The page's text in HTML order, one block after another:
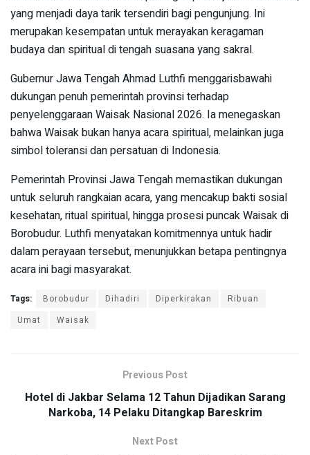
yang menjadi daya tarik tersendiri bagi pengunjung. Ini
merupakan kesempatan untuk merayakan keragaman
budaya dan spiritual di tengah suasana yang sakral.
Gubernur Jawa Tengah Ahmad Luthfi menggarisbawahi
dukungan penuh pemerintah provinsi terhadap
penyelenggaraan Waisak Nasional 2026. Ia menegaskan
bahwa Waisak bukan hanya acara spiritual, melainkan juga
simbol toleransi dan persatuan di Indonesia.
Pemerintah Provinsi Jawa Tengah memastikan dukungan
untuk seluruh rangkaian acara, yang mencakup bakti sosial
kesehatan, ritual spiritual, hingga prosesi puncak Waisak di
Borobudur. Luthfi menyatakan komitmennya untuk hadir
dalam perayaan tersebut, menunjukkan betapa pentingnya
acara ini bagi masyarakat.
Tags: Borobudur Dihadiri Diperkirakan
Ribuan
Umat
Waisak
Previous Post
Hotel di Jakbar Selama 12 Tahun Dijadikan Sarang
Narkoba, 14 Pelaku Ditangkap Bareskrim
Next Post